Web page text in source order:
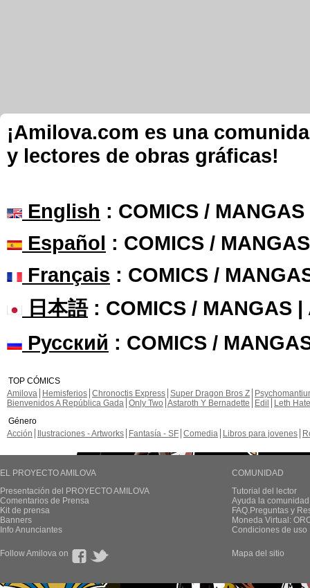
¡Amilova.com es una
y lectores de obras gráficas!
English : COMICS /
Español : COMICS /
Français : COMICS /
日本語: COMICS / MANGAS |
Русский : COMICS /
TOP CÓMICS
Amilova
Hemisferios Chronoctis Express Super Dragon Bros Z
Bienvenidos A República Gada Only Two Astaroth Y Bernadette Edil
Leth Hate
Género
Acción
Ilustraciones - Artworks Fantasía - SF Comedia Libros para jovenes
EL PROYECTO AMILOVA
Presentación del PROYECTO AMILOVA
Comentarios de Prensa
Kit de prensa
Banners
Info Anunciantes
COMUNIDAD
Tutorial del lector
Ayuda la
FAQ.Preguntas y
Moneda Virtual:
Condiciones de uso
Follow Amilova on Mapa del sitio